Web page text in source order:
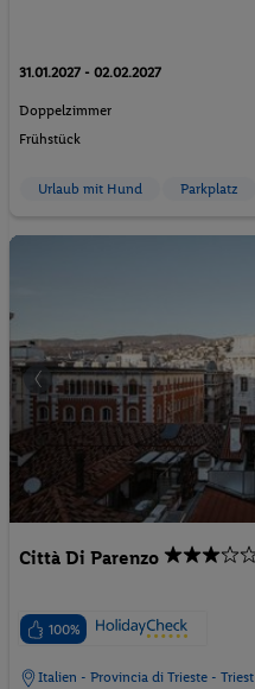
31.01.2027 - 02.02.2027
Doppelzimmer
Frühstück
Urlaub mit Hund Parkplatz
Città Di Parenzo
100%
Italien - Provincia di Trieste - Triest